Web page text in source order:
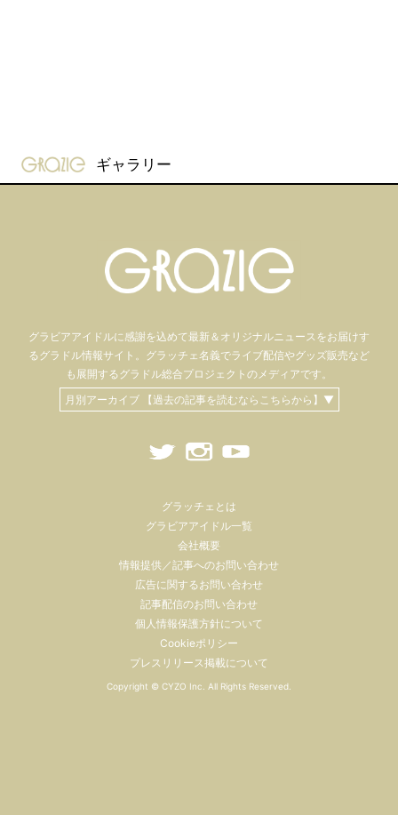
gravure-grazie
ギャラリー
グラビアアイドルに感謝を込めて最新＆オリジナルニュースをお届けす
るグラドル情報サイト。 グラッチェ名義でライブ配信やグッズ販売など
も 展開するグラドル総合プロジェクトのメディアです。
月別アーカイブ 【過去の記事を読むならこちらから】▼
グラッチェとは
グラビアアイドル一覧
会社概要
情報提供／記事へのお問い合わせ
広告に関するお問い合わせ
記事配信のお問い合わせ
個人情報保護方針について
Cookieポリシー
プレスリリース掲載について
Copyright © CYZO Inc. All Rights Reserved.